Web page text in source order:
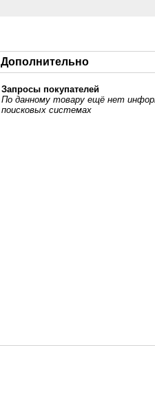
Дополнительно
Запросы покупателей
По данному товару ещё нет
поисковых системах